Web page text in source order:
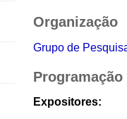
Organização
Grupo de
Programação
Expositores: